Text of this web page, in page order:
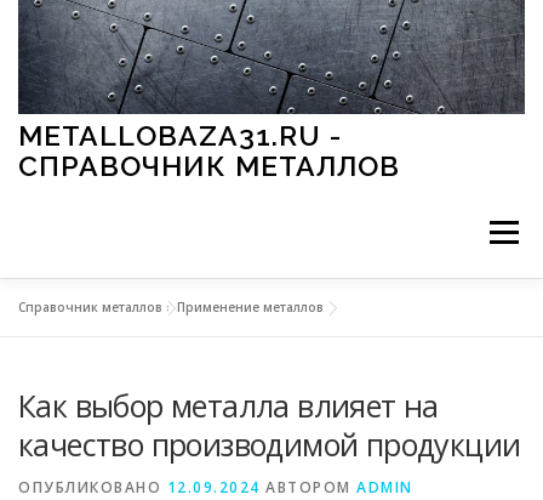
Перейти к содержимому
METALLOBAZA31.RU -
СПРАВОЧНИК МЕТАЛЛОВ
Меню
МЕТАЛЛЫ И ОКРУЖАЮЩАЯ СРЕДА
Справочник металлов »Применение металлов
Как выбор металла влияет на
качество производимой продукции
ОПУБЛИКОВАНО 12.09.2024 АВТОРОМ ADMIN